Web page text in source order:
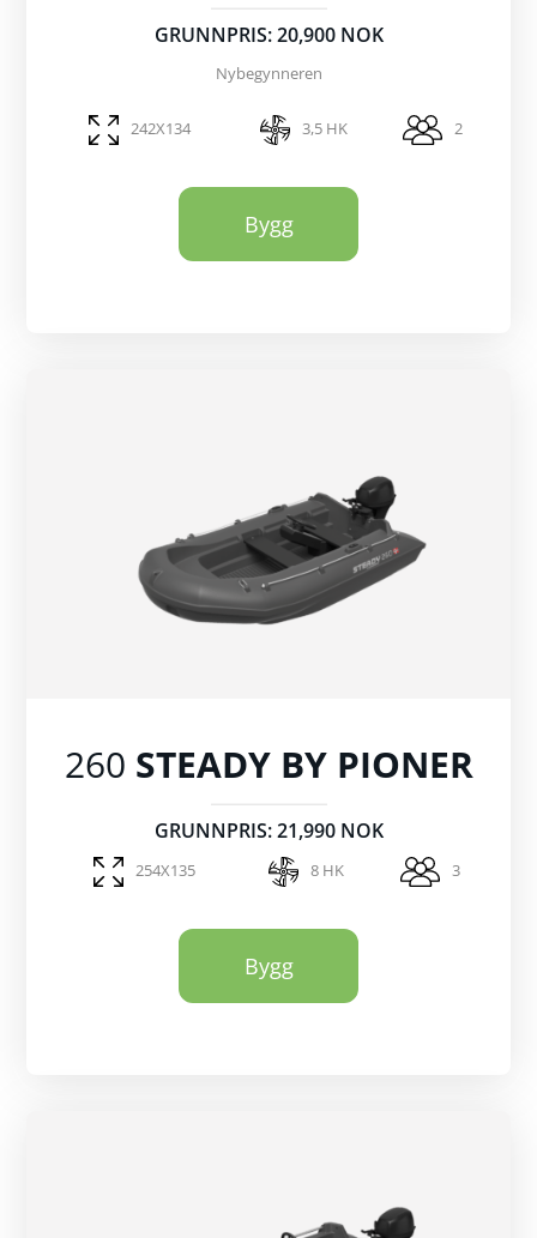
GRUNNPRIS: 20,900 NOK
Nybegynneren
242X134 3,5 HK 2
Bygg
260 STEADY BY PIONER
GRUNNPRIS: 21,990 NOK
254X135 8 HK 3
Bygg